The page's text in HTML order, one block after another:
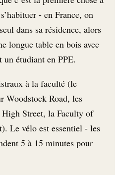
- en France, on
dans sa résidence, alors
longue table en bois avec
étudiant en PPE.
à la faculté (le
Woodstock Road, les
Street, la Faculty of
Le vélo est essentiel - les
5 à 15 minutes pour